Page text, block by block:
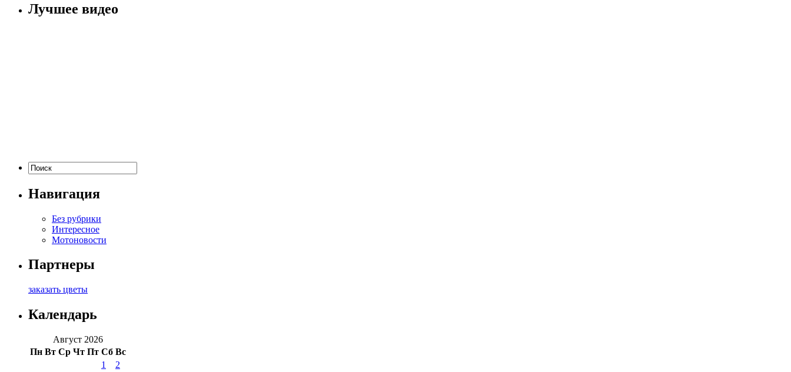
Лучшее видео
Навигация
Без рубрики
Интересное
Мотоновости
Партнеры
заказать цветы
Календарь
Август 2026
Пн Вт Ср Чт Пт Сб Вс
1
2